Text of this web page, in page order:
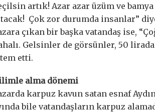
artık! Azar azar üzüm ve
Çok zor durumda insanlar”
çıkan bir başka vatandaş ise,
Gelsinler de görsünler, 50
etti.
alma dönemi
karpuz kavun satan esnaf
bile vatandaşların karpuz